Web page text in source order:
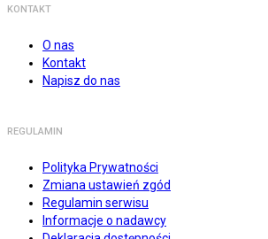
KONTAKT
O nas
Kontakt
Napisz do nas
REGULAMIN
Polityka Prywatności
Zmiana ustawień zgód
Regulamin serwisu
Informacje o nadawcy